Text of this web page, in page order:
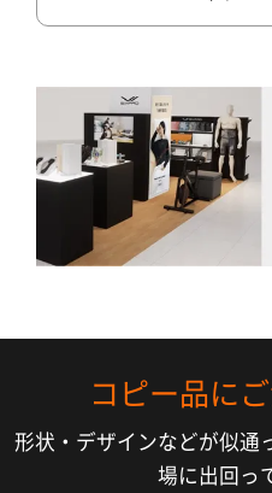
コピー品に
形状・デザインなどが似通
場に出回っ